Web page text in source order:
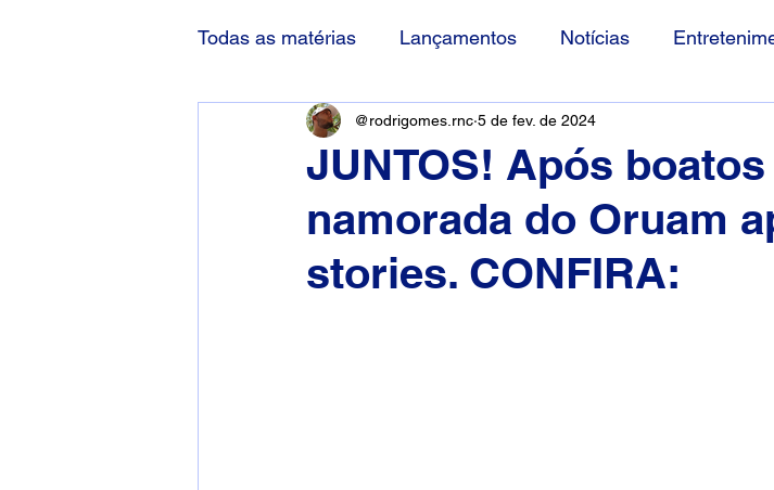
Todas as matérias Lançamentos Notícias
JUNTOS! Após
namorada do Oruam
stories. CONFIRA:
@rodrigomes.rnc 5 de fev. de 2024